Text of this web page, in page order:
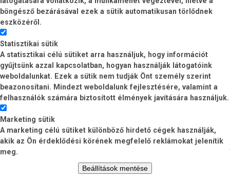
böngésző bezárásával ezek a sütik automatikusan törlődnek
eszközéről.
Statisztikai sütik
A statisztikai célú sütiket arra használjuk, hogy információt
gyűjtsünk azzal kapcsolatban, hogyan használják látogatóink
weboldalunkat. Ezek a sütik nem tudják Önt személy szerint
beazonosítani. Mindezt weboldalunk fejlesztésére, valamint a
felhasználók számára biztosított élmények javítására használjuk.
Marketing sütik
A marketing célú sütiket különböző hirdető cégek használják,
akik az Ön érdeklődési körének megfelelő reklámokat jelenítik
meg.
Beállítások mentése